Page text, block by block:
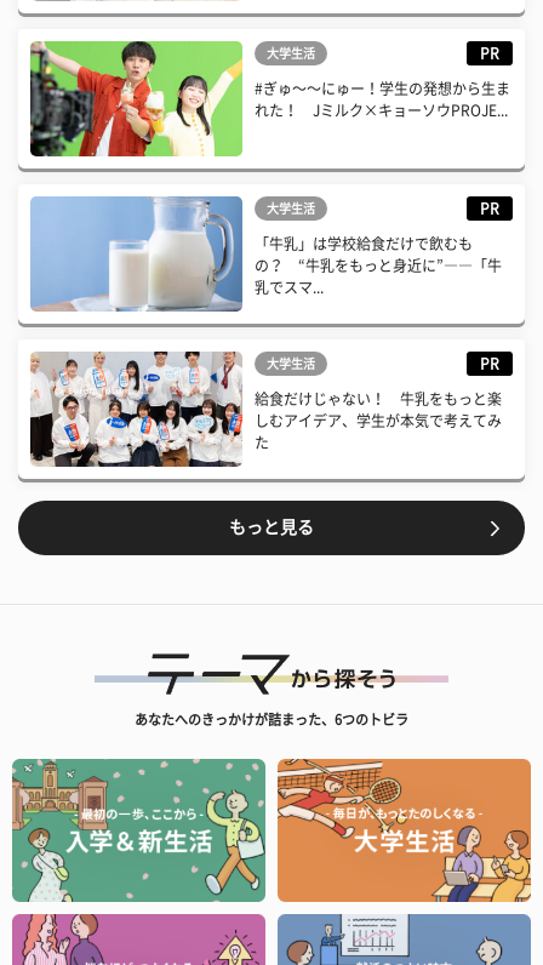
大学生活 PR
#ぎゅ〜〜にゅー！学生の発想から生ま
れた！ Jミルク×キョーソウPROJE...
大学生活 PR
「牛乳」は学校給食だけで飲むも
の？ “牛乳をもっと身近に”――「牛
乳でスマ...
大学生活 PR
給食だけじゃない！ 牛乳をもっと楽
しむアイデア、学生が本気で考えてみ
た
もっと見る
あなたへのきっかけが詰まった、6つのトビラ